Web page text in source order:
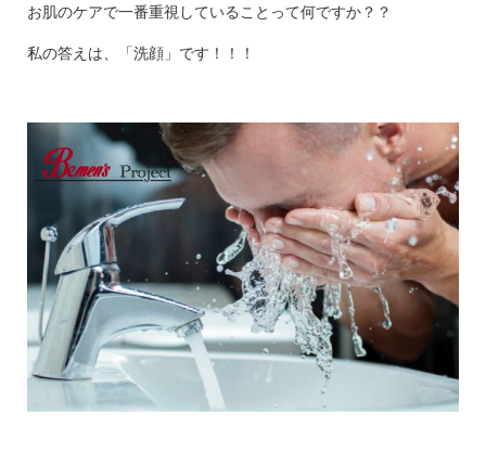
お肌のケアで一番重視していることって何ですか？？
私の答えは、「洗顔」です！！！